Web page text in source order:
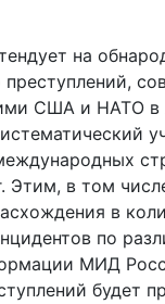
на
США и НАТО в
Этим, в том
в
по
МИД
будет